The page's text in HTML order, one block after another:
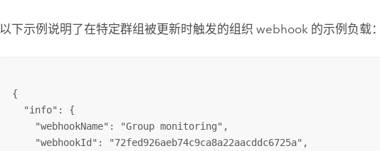
以下示例说明了在特定群组被更新时触发的组织 webhook 的示例负载
{
  "info": {
    "webhookName": "Group monitoring",
    "webhookId": "72fed926aeb74c9ca8a22aacddc6725a",